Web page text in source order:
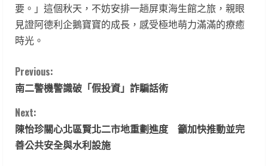
要。」這個秋天，不妨安排一趟屏東海生館之旅，親眼
見證阿德利企鵝寶寶的成長，感受極地萌力滿滿的療癒
時光。
C
o
n
t
Previous:
南二警機警識破「假投資」詐騙話術
Next:
陳怡珍關心北區賢北二市地重劃進度 籲加快推動並完
善公共安全與水利設施